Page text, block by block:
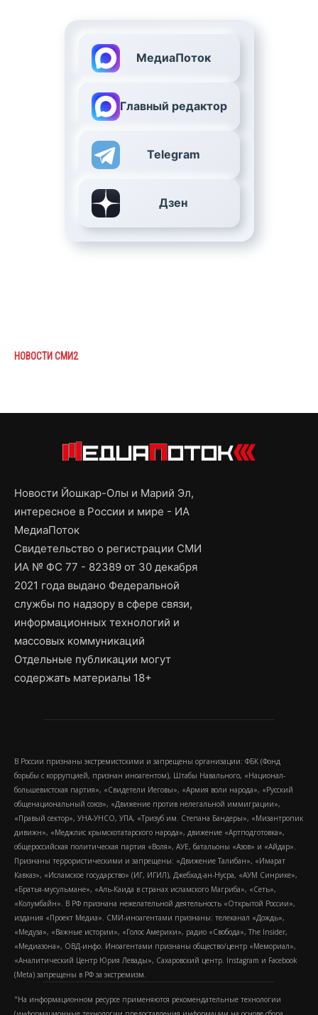
МедиаПоток
Главный редактор
Telegram
Дзен
НОВОСТИ СМИ2
Новости Йошкар-Олы и Марий Эл,
интересное в России и мире - ИА
МедиаПоток
Свидетельство о регистрации СМИ
ИА № ФС 77 - 82389 от 30 декабря
2021 года выдано Федеральной
службы по надзору в сфере связи,
информационных технологий и
массовых коммуникаций
Отдельные публикации могут
содержать материалы 18+
В России признаны экстремистскими и запрещены организации: ФБК (Фонд
борьбы с коррупцией, признан иноагентом), Штабы Навального, «Национал-
большевистская партия», «Свидетели Иеговы», «Армия воли народа», «Русский
общенациональный союз», «Движение против нелегальной иммиграции»,
«Правый сектор», УНА-УНСО, УПА, «Тризуб им. Степана Бандеры», «Мизантропик
дивижн», «Меджлис крымскотатарского народа», движение «Артподготовка»,
общероссийская политическая партия «Воля», АУЕ, батальоны «Азов» и «Айдар».
Признаны террористическими и запрещены: «Движение Талибан», «Имарат
Кавказ», «Исламское государство» (ИГ, ИГИЛ), Джебхад-ан-Нусра, «АУМ Синрике»,
«Братья-мусульмане», «Аль-Каида в странах исламского Магриба», «Сеть»,
«Колумбайн». В РФ признана нежелательной деятельность «Открытой России»,
издания «Проект Медиа». СМИ-иноагентами признаны: телеканал «Дождь»,
«Медуза», «Важные истории», «Голос Америки», радио «Свобода», The Insider,
«Медиазона», ОВД-инфо. Иноагентами признаны общество/центр «Мемориал»,
«Аналитический Центр Юрия Левады», Сахаровский центр. Instagram и Facebook
(Metа) запрещены в РФ за экстремизм.
"На информационном ресурсе применяются рекомендательные технологии